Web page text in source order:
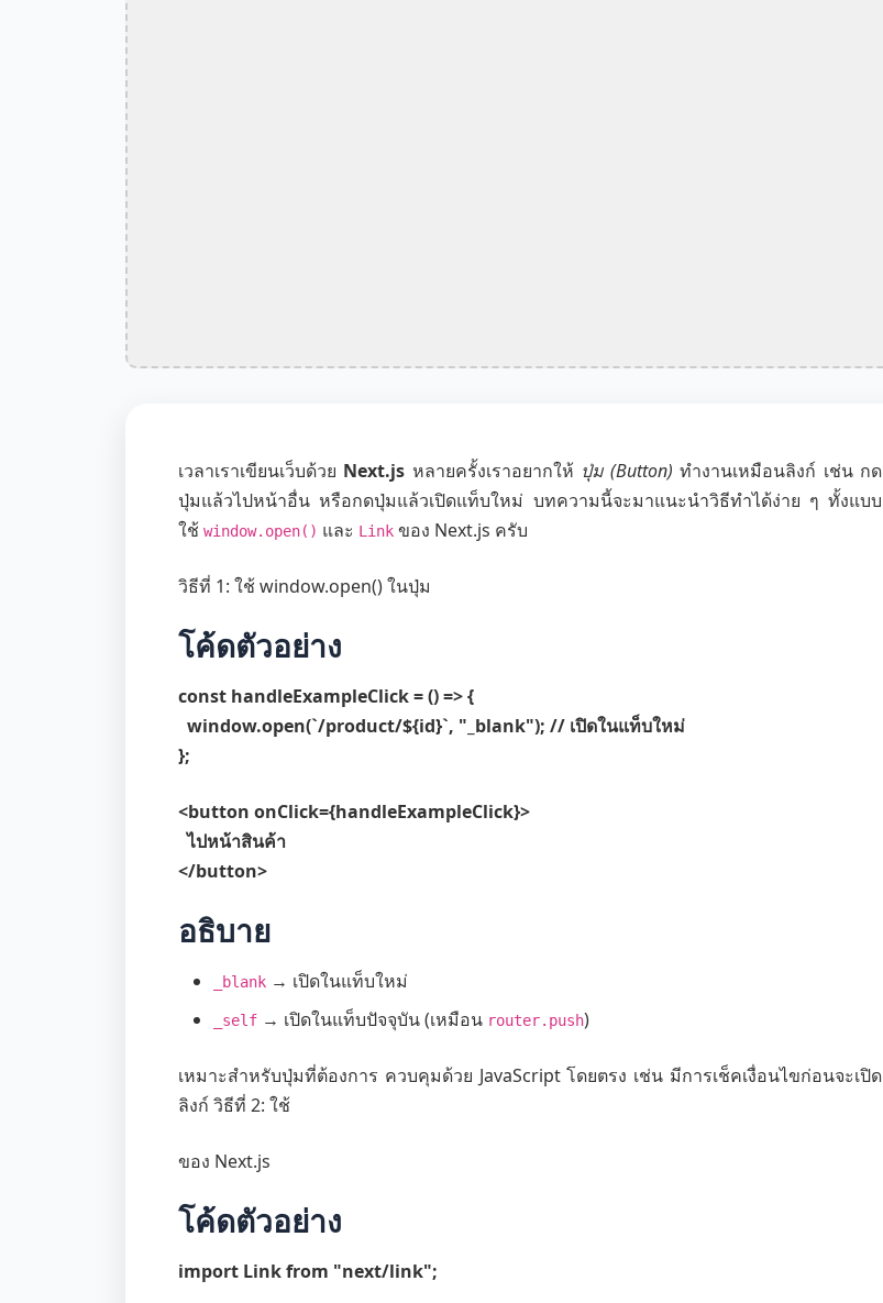
เวลาเราเขียนเว็บด้วย Next.js หลายครั้งเราอยากให้ ปุ่ม (Button) ทำงานเหมือนลิงก์ เช่น กด
ปุ่มแล้วไปหน้าอื่น หรือกดปุ่มแล้วเปิดแท็บใหม่ บทความนี้จะมาแนะนำวิธีทำได้ง่าย ๆ ทั้งแบบ
ใช้ window.open() และ Link ของ Next.js ครับ
วิธีที่ 1: ใช้ window.open() ในปุ่ม
โค้ดตัวอย่าง
const handleExampleClick = () => {
window.open(`/product/${id}`, "_blank"); // เปิดในแท็บใหม่
};
<button onClick={handleExampleClick}>
ไปหน้าสินค้า
</button>
อธิบาย
_blank → เปิดในแท็บใหม่
_self → เปิดในแท็บปัจจุบัน (เหมือน router.push)
เหมาะสำหรับปุ่มที่ต้องการ ควบคุมด้วย JavaScript โดยตรง เช่น มีการเช็คเงื่อนไขก่อนจะเปิด
ลิงก์ วิธีที่ 2: ใช้
ของ Next.js
โค้ดตัวอย่าง
import Link from "next/link";